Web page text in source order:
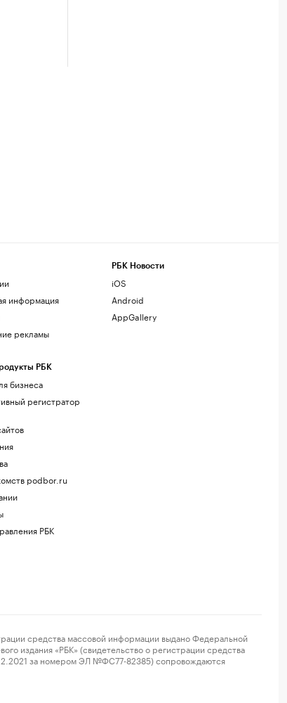
информация
рекламы
РБК
бизнеса
регистратор
podbor.ru
РБК
РБК Новости
iOS
Android
AppGallery
средства массовой информации выдано Федеральной
издания «РБК» (свидетельство о регистрации средства
за номером ЭЛ №ФС77-82385) сопровождаются